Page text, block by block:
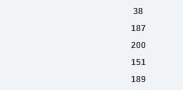
38
187
200
151
189